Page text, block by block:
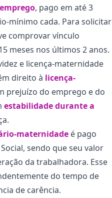
, pago em até 3
mínimo cada. Para solicitar
comprovar vínculo
meses nos últimos 2 anos.
e licença-maternidade
direito à licença-
prejuízo do emprego e do
estabilidade durante a
maternidade é pago
sendo que seu valor
da trabalhadora. Esse
do tempo de
de carência.